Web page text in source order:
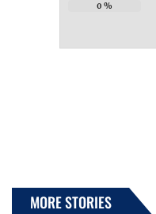
0 %
MORE STORIES